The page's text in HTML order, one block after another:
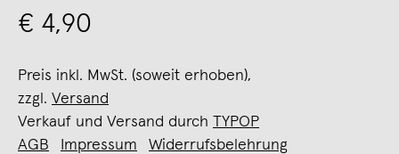
€ 4,90
Preis inkl. MwSt. (soweit erhoben),
zzgl. Versand
Verkauf und Versand durch TYPOP
AGB
Impressum Widerrufsbelehrung